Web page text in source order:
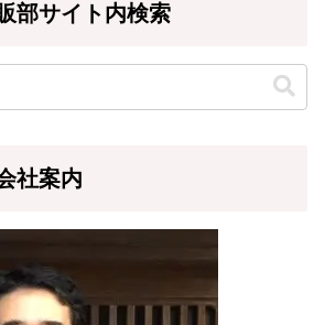
部サイト内検索
社案内